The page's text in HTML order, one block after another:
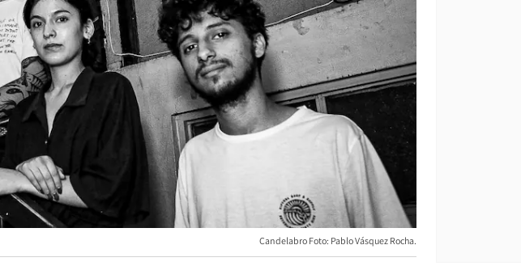
Candelabro Foto: Pablo Vásquez Rocha.